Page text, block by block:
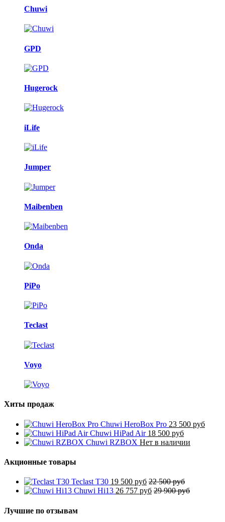
Chuwi
GPD
Hugerock
iLife
Jumper
Maibenben
Onda
PiPo
Teclast
Voyo
Хиты продаж
Chuwi HeroBox Pro 23 500 руб
Chuwi HiPad Air 18 500 руб
Chuwi RZBOX Нет в наличии
Акционные товары
Teclast T30 19 500 руб 22 500 руб
Chuwi Hi13 26 757 руб 29 900 руб
Лучшие по отзывам